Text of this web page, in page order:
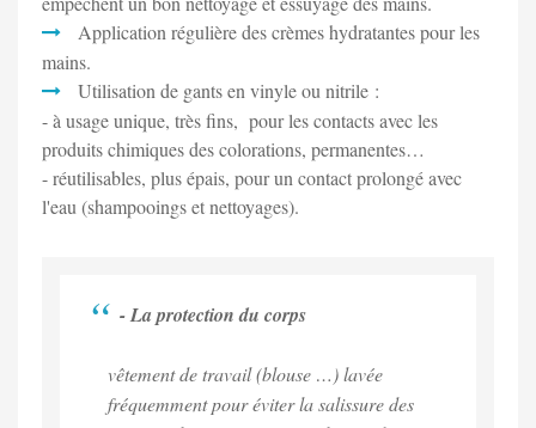
Application régulière des crèmes hydratantes pour les
mains.
Utilisation de gants en vinyle ou nitrile :
- à usage unique, très fins, pour les contacts avec les
produits chimiques des colorations, permanentes…
- réutilisables, plus épais, pour un contact prolongé avec
l'eau (shampooings et nettoyages).
- La protection du corps
vêtement de travail (blouse …) lavée
fréquemment pour éviter la salissure des